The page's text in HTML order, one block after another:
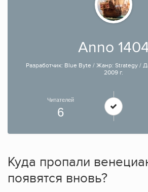
Anno
Разработчик: Blue Byte / Жанр: Strategy /
2009 г.
Читателей
6
Куда пропали
появятся вновь?